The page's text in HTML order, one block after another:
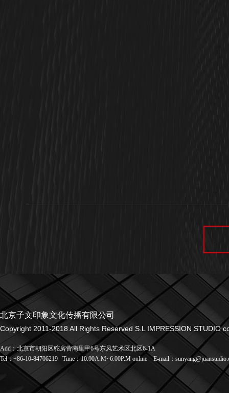
北京子文印象文化传播有限公司
Copyright 2011-2018 All Rights Reserved S.L IMPRESSION STUDIO
Add：北京市朝阳区驼房营南里甲6号东风艺术区北区6-1A
Tel：+86-10-84706219
Time：10:00A.M~6:00P.M onlineE-mail：